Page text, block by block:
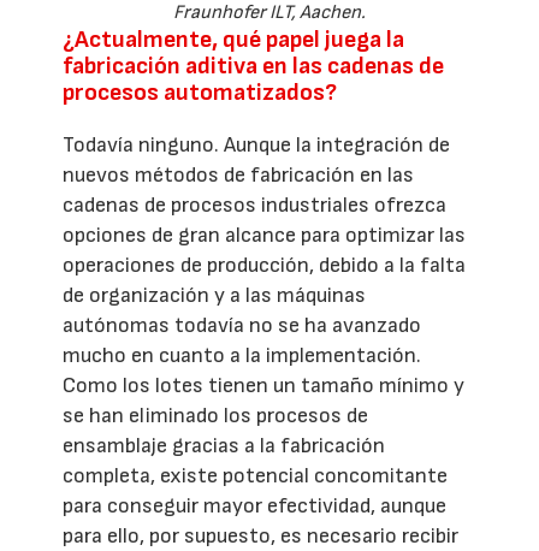
Fraunhofer ILT, Aachen.
¿Actualmente, qué papel juega la
fabricación aditiva en las cadenas de
procesos automatizados?
Todavía ninguno. Aunque la integración de
nuevos métodos de fabricación en las
cadenas de procesos industriales ofrezca
opciones de gran alcance para optimizar las
operaciones de producción, debido a la falta
de organización y a las máquinas
autónomas todavía no se ha avanzado
mucho en cuanto a la implementación.
Como los lotes tienen un tamaño mínimo y
se han eliminado los procesos de
ensamblaje gracias a la fabricación
completa, existe potencial concomitante
para conseguir mayor efectividad, aunque
para ello, por supuesto, es necesario recibir